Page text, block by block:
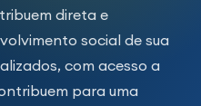
direta e
social de sua
com acesso a
para uma